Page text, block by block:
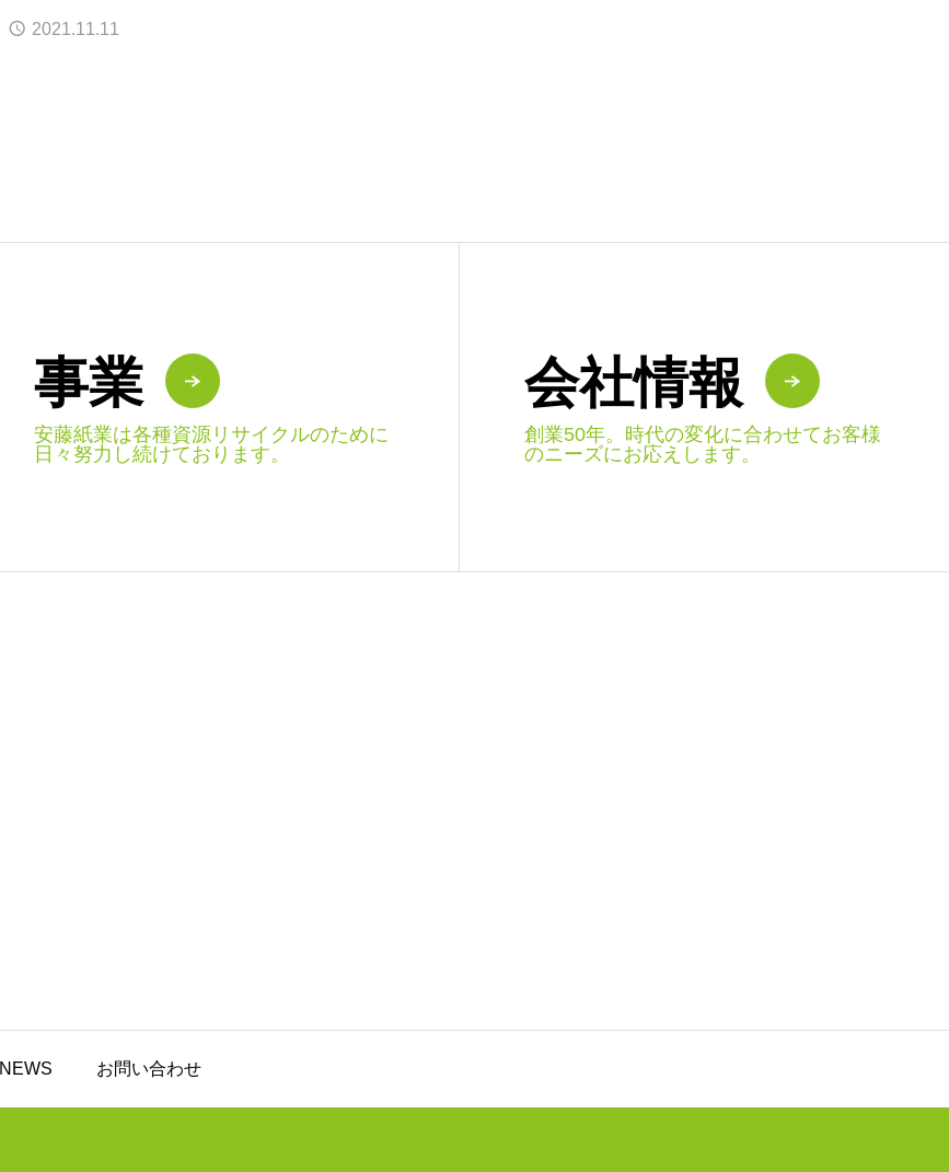
2021.11.11
事業
安藤紙業は各種資源リサイクルのために
日々努力し続けております。
会社情報
創業50年。時代の変化に合わせてお客様
のニーズにお応えします。
NEWS お問い合わせ